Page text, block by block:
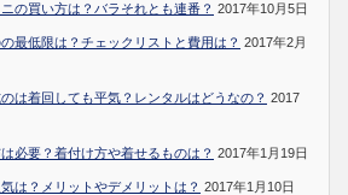
の買い方は？バラそれとも連番？ 2017年10月5日
最低限は？チェックリストと費用は？ 2017年2月
は着回しても平気？レンタルはどうなの？ 2017
必要？着付け方や着せるものは？ 2017年1月19日
は？メリットやデメリットは？ 2017年1月10日